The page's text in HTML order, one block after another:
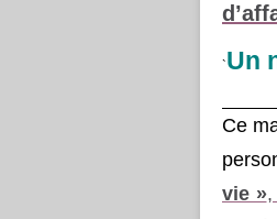
`Un
Ce
vie »,